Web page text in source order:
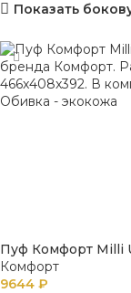
Показать
Пуф Комфорт Milli
Комфорт
9644 ₽